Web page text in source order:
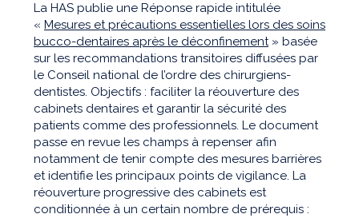
La HAS publie une Réponse rapide intitulée
« Mesures et précautions essentielles lors des soins
bucco-dentaires après le déconfinement» basée
sur les recommandations transitoires diffusées par
le Conseil national de l’ordre des chirurgiens-
dentistes. Objectifs : faciliter la réouverture des
cabinets dentaires et garantir la sécurité des
patients comme des professionnels. Le document
passe en revue les champs à repenser afin
notamment de tenir compte des mesures barrières
et identifie les principaux points de vigilance. La
réouverture progressive des cabinets est
conditionnée à un certain nombre de prérequis :